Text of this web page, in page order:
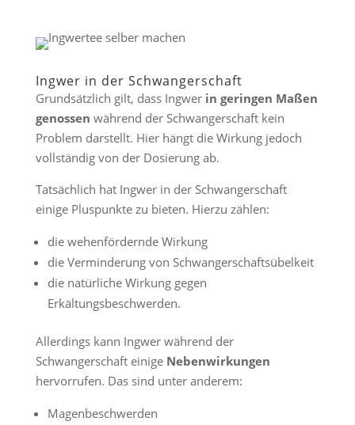
Ingwer in der Schwangerschaft
Grundsätzlich gilt, dass Ingwer in geringen Maßen
genossen während der Schwangerschaft kein
Problem darstellt. Hier hängt die Wirkung jedoch
vollständig von der Dosierung ab.
Tatsächlich hat Ingwer in der Schwangerschaft
einige Pluspunkte zu bieten. Hierzu zählen:
die wehenfördernde Wirkung
die Verminderung von Schwangerschaftsübelkeit
die natürliche Wirkung gegen
Erkältungsbeschwerden.
Allerdings kann Ingwer während der
Schwangerschaft einige Nebenwirkungen
hervorrufen. Das sind unter anderem:
Magenbeschwerden